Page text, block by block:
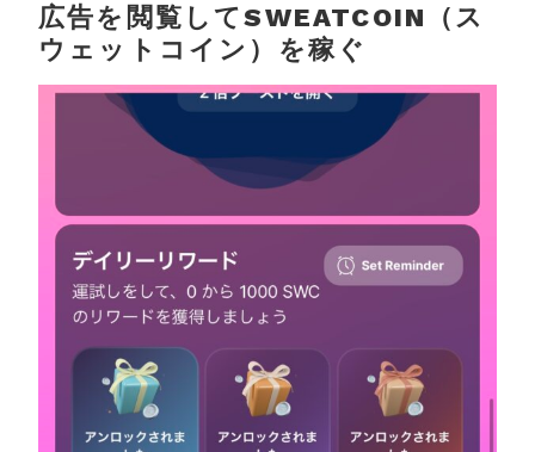
広告を閲覧してSWEATCOIN（ス
ウェットコイン）を稼ぐ